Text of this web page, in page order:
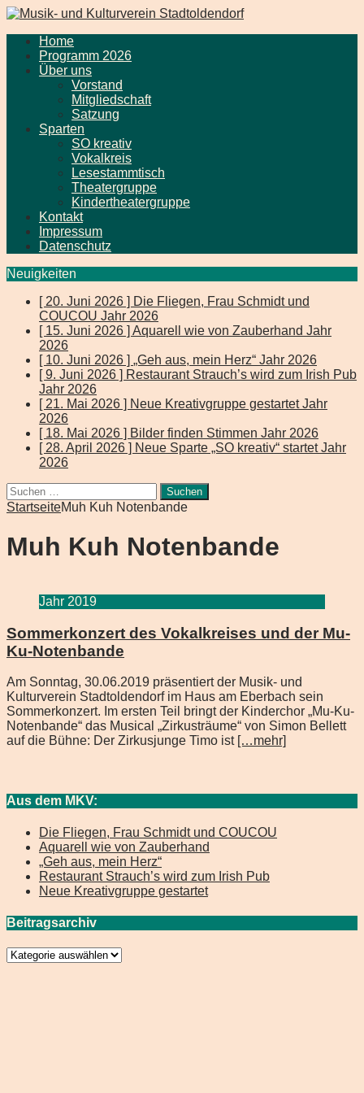
Home
Programm 2026
Über uns
Vorstand
Mitgliedschaft
Satzung
Sparten
SO kreativ
Vokalkreis
Lesestammtisch
Theatergruppe
Kindertheatergruppe
Kontakt
Impressum
Datenschutz
Neuigkeiten
[ 20. Juni 2026 ] Die Fliegen, Frau Schmidt und
COUCOU Jahr 2026
[ 15. Juni 2026 ] Aquarell wie von Zauberhand Jahr
2026
[ 10. Juni 2026 ] „Geh aus, mein Herz“ Jahr 2026
[ 9. Juni 2026 ] Restaurant Strauch’s wird zum Irish Pub
Jahr 2026
[ 21. Mai 2026 ] Neue Kreativgruppe gestartetJahr
2026
[ 18. Mai 2026 ] Bilder finden Stimmen Jahr 2026
[ 28. April 2026 ] Neue Sparte „SO kreativ“ startetJahr
2026
Suchen
nach:
StartseiteMuh Kuh Notenbande
Muh Kuh Notenbande
Jahr 2019
Sommerkonzert des Vokalkreises und der Mu-
Ku-Notenbande
Am Sonntag, 30.06.2019 präsentiert der Musik- und
Kulturverein Stadtoldendorf im Haus am Eberbach sein
Sommerkonzert. Im ersten Teil bringt der Kinderchor „Mu-Ku-
Notenbande“ das Musical „Zirkusträume“ von Simon Bellett
auf die Bühne: Der Zirkusjunge Timo ist […mehr]
Aus dem MKV:
Die Fliegen, Frau Schmidt und COUCOU
Aquarell wie von Zauberhand
„Geh aus, mein Herz“
Restaurant Strauch’s wird zum Irish Pub
Neue Kreativgruppe gestartet
Beitragsarchiv
Beitragsarchiv